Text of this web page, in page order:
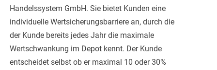
Handelssystem GmbH. Sie bietet Kunden eine
individuelle Wertsicherungsbarriere an, durch die
der Kunde bereits jedes Jahr die maximale
Wertschwankung im Depot kennt. Der Kunde
entscheidet selbst ob er maximal 10 oder 30%